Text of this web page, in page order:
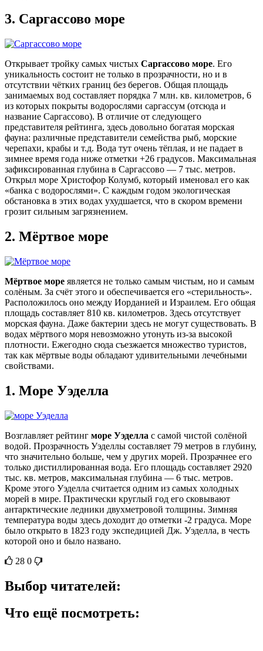
3. Саргассово море
Открывает тройку самых чистых Саргассово море. Его
уникальность состоит не только в прозрачности, но и в
отсутствии чётких границ без берегов. Общая площадь
занимаемых вод составляет порядка 7 млн. кв. километров, 6
из которых покрыты водорослями саргассум (отсюда и
название Саргассово). В отличие от следующего
представителя рейтинга, здесь довольно богатая морская
фауна: различные представители семейства рыб, морские
черепахи, крабы и т.д. Вода тут очень тёплая, и не падает в
зимнее время года ниже отметки +26 градусов. Максимальная
зафиксированная глубина в Саргассово — 7 тыс. метров.
Открыл море Христофор Колумб, который именовал его как
«банка с водорослями». С каждым годом экологическая
обстановка в этих водах ухудшается, что в скором времени
грозит сильным загрязнением.
2. Мёртвое море
Мёртвое море является не только самым чистым, но и самым
солёным. За счёт этого и обеспечивается его «стерильность».
Расположилось оно между Иорданией и Израилем. Его общая
площадь составляет 810 кв. километров. Здесь отсутствует
морская фауна. Даже бактерии здесь не могут существовать. В
водах мёртвого моря невозможно утонуть из-за высокой
плотности. Ежегодно сюда съезжается множество туристов,
так как мёртвые воды обладают удивительными лечебными
свойствами.
1. Море Уэделла
Возглавляет рейтинг море Уэделла с самой чистой солёной
водой. Прозрачность Уэделлы составляет 79 метров в глубину,
что значительно больше, чем у других морей. Прозрачнее его
только дистиллированная вода. Его площадь составляет 2920
тыс. кв. метров, максимальная глубина — 6 тыс. метров.
Кроме этого Уэделла считается одним из самых холодных
морей в мире. Практически круглый год его сковывают
антарктические ледники двухметровой толщины. Зимняя
температура воды здесь доходит до отметки -2 градуса. Море
было открыто в 1823 году экспедицией Дж. Уэделла, в честь
которой оно и было названо.
28 0
Выбор читателей:
Что ещё посмотреть: